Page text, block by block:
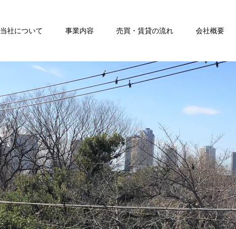
当社について 事業内容 売買・賃貸の流れ 会社概要